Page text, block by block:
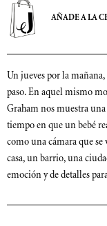
AÑADE A LA
Un jueves por la
paso. En aquel mismo
Graham nos muestra
tiempo en que un bebé
como una cámara que se
casa, un barrio, una
emoción y de detalles